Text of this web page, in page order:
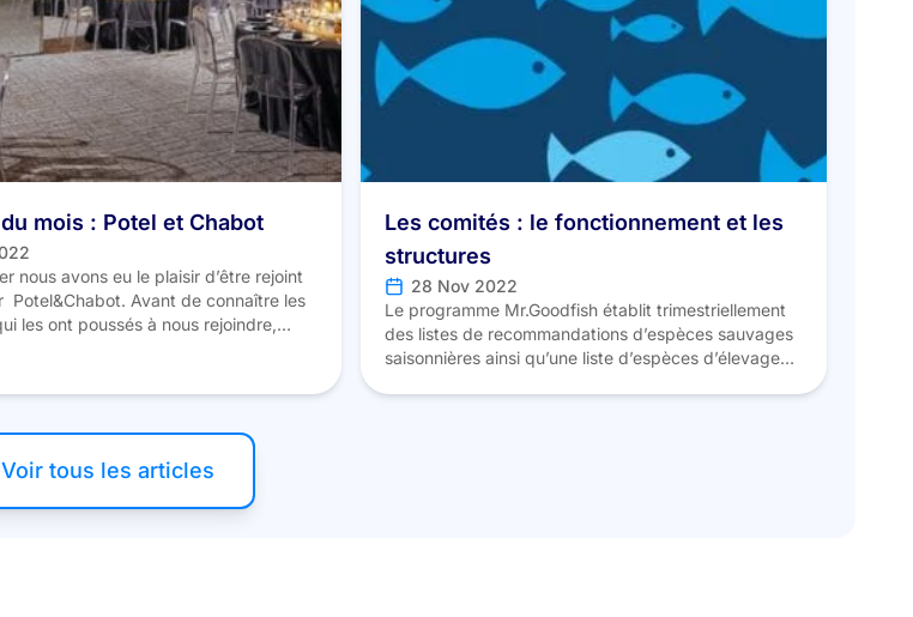
mois : Potel et Chabot
nous avons eu le plaisir d’être rejoint
Potel&Chabot. Avant de connaître les
les ont poussés à nous rejoindre,
et Chabot créé des événements sur-
Les comités : le fonctionnement et les
structures
28 Nov 2022
Le programme Mr.Goodfish établit trimestriellement
des listes de recommandations d’espèces sauvages
saisonnières ainsi qu’une liste d’espèces d’élevage
Voir tous les articles